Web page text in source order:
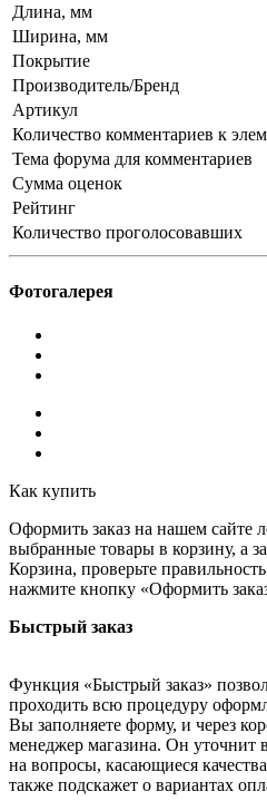
Длина, мм
Ширина, мм
Покрытие
Производитель/Бренд
Артикул
Количество комментариев к
Тема форума для комментариев
Сумма оценок
Рейтинг
Количество проголосовавших
Фотогалерея
Как купить
Оформить заказ на нашем сайте
выбранные товары в корзину, а
Корзина, проверьте
нажмите кнопку «Оформить
Быстрый заказ
Функция «Быстрый заказ»
проходить всю процедуру
Вы заполняете форму, и через
менеджер магазина. Он уточнит
на вопросы, касающиеся
также подскажет о вариантах